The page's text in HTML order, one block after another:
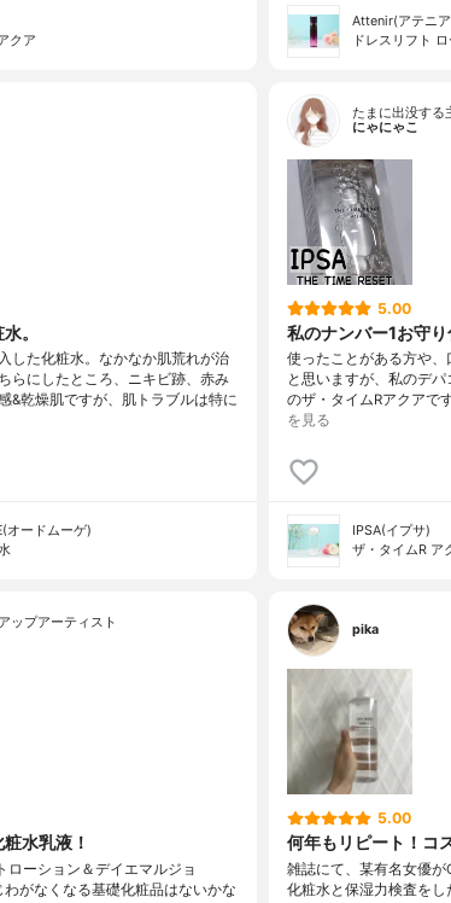
クア
Attenir(アテニ
ドレスリフト
。
した化粧水。なかなか肌荒れが治
らにしたところ、ニキビ跡、赤み
&乾燥肌ですが、肌トラブルは特に
オードムーゲ)
たまに出没する
にゃにゃこ
5.00
私のナンバー1お守
使ったことがある方や
と思いますが、私のデパ
のザ・タイムRアクアで
を見る
IPSA(イプサ)
ザ・タイムR ア
ップアーティスト
水乳液！
ローション＆デイエマルジョ
がなくなる基礎化粧品はないかな
pika
5.00
何年もリピート！コ
雑誌にて、某有名女優が
化粧水と保湿力検査を